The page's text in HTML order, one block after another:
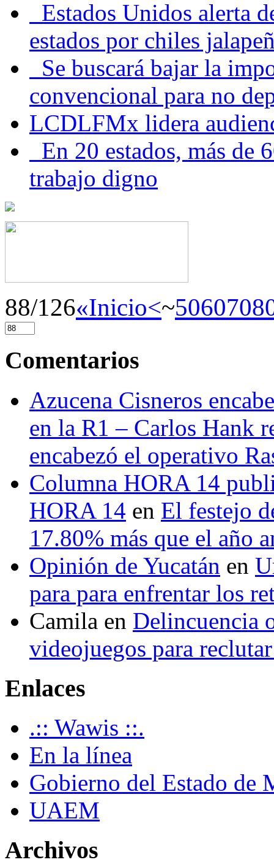
Estados Unidos alerta
estados por chiles
Se buscará bajar la
convencional para no
LCDLFMx lidera
En 20 estados, más de
trabajo digno
88/126«Inicio<~506070
Comentarios
Azucena Cisneros
en la R1 – Carlos Hank
encabezó el operativo
Columna HORA 14
HORA 14 en El festejo
17.80% más que el año
Opinión de Yucatán en
para para enfrentar los
Camila en Delincuencia
videojuegos para
Enlaces
.:: Wawis ::.
En la línea
Gobierno del Estado de
UAEM
Archivos